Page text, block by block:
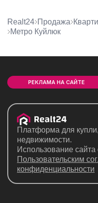
Realt24 Продажа
метро Куйлюк
РЕКЛАМА НА САЙТЕ
Платформа для
недвижимости.
Использование сайта
Пользовательским
конфиденциальности